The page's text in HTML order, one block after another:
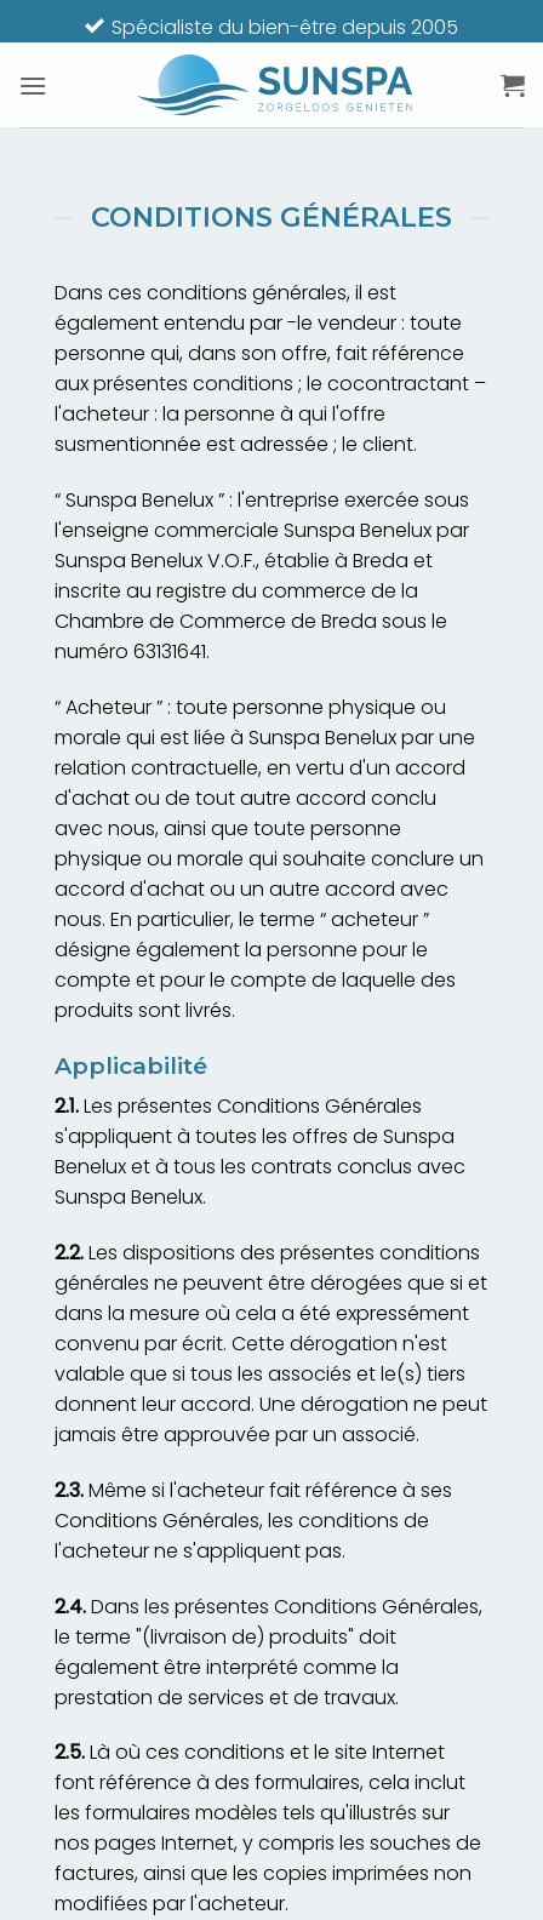
au
contenu
Spécialiste du bien-être depuis 2005
CONDITIONS GÉNÉRALES
Dans ces conditions générales, il est
également entendu par -le vendeur : toute
personne qui, dans son offre, fait référence
aux présentes conditions ; le cocontractant –
l'acheteur : la personne à qui l'offre
susmentionnée est adressée ; le client.
“ Sunspa Benelux ” : l'entreprise exercée sous
l'enseigne commerciale Sunspa Benelux par
Sunspa Benelux V.O.F., établie à Breda et
inscrite au registre du commerce de la
Chambre de Commerce de Breda sous le
numéro 63131641.
“ Acheteur ” : toute personne physique ou
morale qui est liée à Sunspa Benelux par une
relation contractuelle, en vertu d'un accord
d'achat ou de tout autre accord conclu
avec nous, ainsi que toute personne
physique ou morale qui souhaite conclure un
accord d'achat ou un autre accord avec
nous. En particulier, le terme “ acheteur ”
désigne également la personne pour le
compte et pour le compte de laquelle des
produits sont livrés.
Applicabilité
2.1.Les présentes Conditions Générales
s'appliquent à toutes les offres de Sunspa
Benelux et à tous les contrats conclus avec
Sunspa Benelux.
2.2.Les dispositions des présentes conditions
générales ne peuvent être dérogées que si et
dans la mesure où cela a été expressément
convenu par écrit. Cette dérogation n'est
valable que si tous les associés et le(s) tiers
donnent leur accord. Une dérogation ne peut
jamais être approuvée par un associé.
2.3.Même si l'acheteur fait référence à ses
Conditions Générales, les conditions de
l'acheteur ne s'appliquent pas.
2.4.Dans les présentes Conditions Générales,
le terme "(livraison de) produits" doit
également être interprété comme la
prestation de services et de travaux.
2.5.Là où ces conditions et le site Internet
font référence à des formulaires, cela inclut
les formulaires modèles tels qu'illustrés sur
nos pages Internet, y compris les souches de
factures, ainsi que les copies imprimées non
modifiées par l'acheteur.